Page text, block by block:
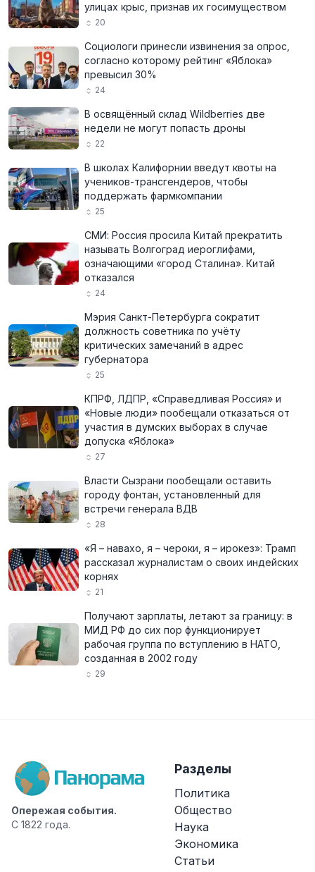
улицах крыс, признав их госимуществом
20
Социологи принесли извинения за опрос,
согласно которому рейтинг «Яблока»
превысил 30%
24
В освящённый склад Wildberries две
недели не могут попасть дроны
22
В школах Калифорнии введут квоты на
учеников-трансгендеров, чтобы
поддержать фармкомпании
25
СМИ: Россия просила Китай прекратить
называть Волгоград иероглифами,
означающими «город Сталина». Китай
отказался
24
Мэрия Санкт-Петербурга сократит
должность советника по учёту
критических замечаний в адрес
губернатора
25
КПРФ, ЛДПР, «Справедливая Россия» и
«Новые люди» пообещали отказаться от
участия в думских выборах в случае
допуска «Яблока»
27
Власти Сызрани пообещали оставить
городу фонтан, установленный для
встречи генерала ВДВ
28
«Я – навахо, я – чероки, я – ирокез»: Трамп
рассказал журналистам о своих индейских
корнях
21
Получают зарплаты, летают за границу: в
МИД РФ до сих пор функционирует
рабочая группа по вступлению в НАТО,
созданная в 2002 году
29
Опережая события.
С 1822 года.
Разделы
Политика
Общество
Наука
Экономика
Статьи